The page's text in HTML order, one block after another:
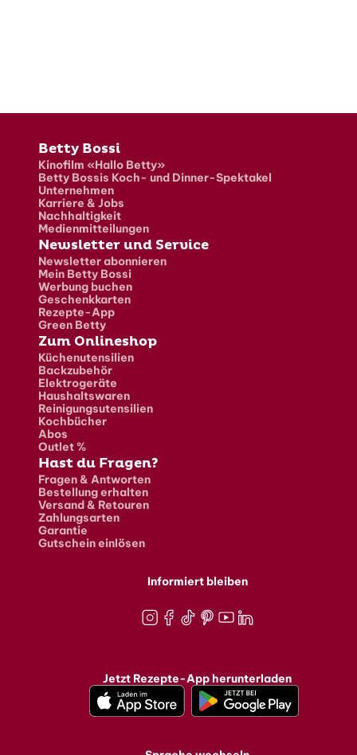
Fusszeile
Betty Bossi
Kinofilm «Hallo Betty»
Betty Bossis Koch- und Dinner-Spektakel
Unternehmen
Karriere & Jobs
Nachhaltigkeit
Medienmitteilungen
Newsletter und Service
Newsletter abonnieren
Mein Betty Bossi
Werbung buchen
Geschenkkarten
Rezepte-App
Green Betty
Zum Onlineshop
Küchenutensilien
Backzubehör
Elektrogeräte
Haushaltswaren
Reinigungsutensilien
Kochbücher
Abos
Outlet %
Hast du Fragen?
Fragen & Antworten
Bestellung erhalten
Versand & Retouren
Zahlungsarten
Garantie
Gutschein einlösen
Informiert bleiben
Jetzt Rezepte-App herunterladen